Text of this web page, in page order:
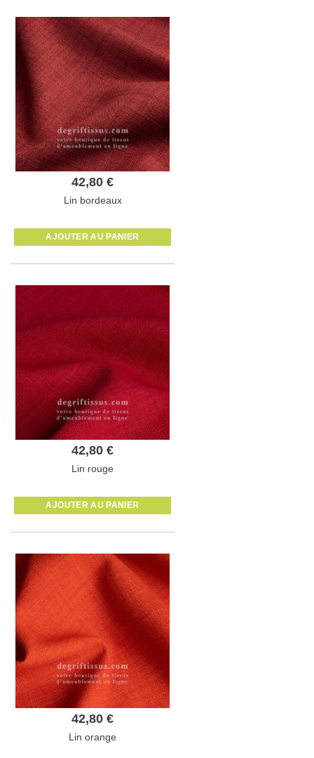
42,80 €
Lin bordeaux
AJOUTER AU PANIER
42,80 €
Lin rouge
AJOUTER AU PANIER
42,80 €
Lin orange